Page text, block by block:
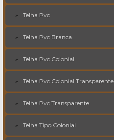
Telha Pvc
Telha Pvc Branca
Telha Pvc Colonial
Telha Pvc Colonial Transparente
Telha Pvc Transparente
Telha Tipo Colonial